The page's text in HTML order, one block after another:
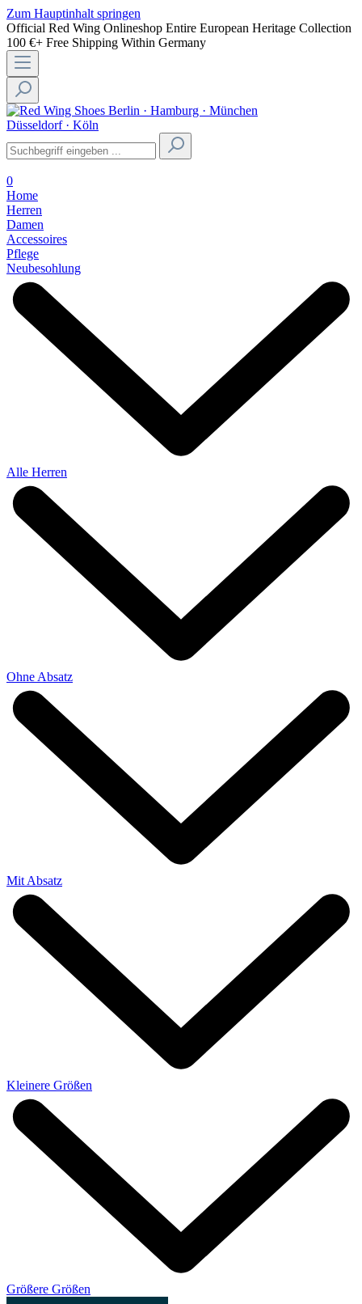
Zum Hauptinhalt springen
Official Red Wing Onlineshop Entire European Heritage Collection
100 €+ Free Shipping Within Germany
Berlin · Hamburg · München
Düsseldorf · Köln
0
Home
Herren
Damen
Accessoires
Pflege
Neubesohlung
Alle Herren
Ohne Absatz
Mit Absatz
Kleinere Größen
Größere Größen